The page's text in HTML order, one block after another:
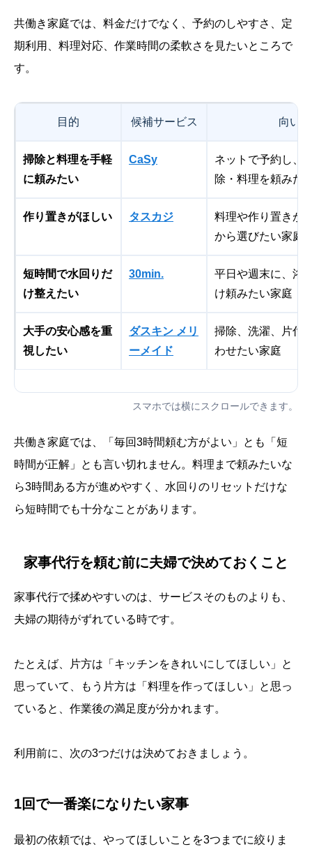
共働き家庭では、料金だけでなく、予約のしやすさ、定
期利用、料理対応、作業時間の柔軟さを見たいところで
す。
目的 候補サービス 向い
掃除と料理を手軽
に頼みたい
CaSy
ネットで予約し、
除・料理を頼みた
作り置きがほしい タスカジ
料理や作り置きが
から選びたい家庭
短時間で水回りだ
け整えたい
30min.
平日や週末に、浴
け頼みたい家庭
大手の安心感を重
視したい
ダスキン メリ
ーメイド
掃除、洗濯、片付
わせたい家庭
スマホでは横にスクロールできます。
共働き家庭では、「毎回3時間頼む方がよい」とも「短
時間が正解」とも言い切れません。料理まで頼みたいな
ら3時間ある方が進めやすく、水回りのリセットだけな
ら短時間でも十分なことがあります。
家事代行を頼む前に夫婦で決めておくこと
家事代行で揉めやすいのは、サービスそのものよりも、
夫婦の期待がずれている時です。
たとえば、片方は「キッチンをきれいにしてほしい」と
思っていて、もう片方は「料理を作ってほしい」と思っ
ていると、作業後の満足度が分かれます。
利用前に、次の3つだけは決めておきましょう。
1回で一番楽になりたい家事
最初の依頼では、やってほしいことを3つまでに絞りま